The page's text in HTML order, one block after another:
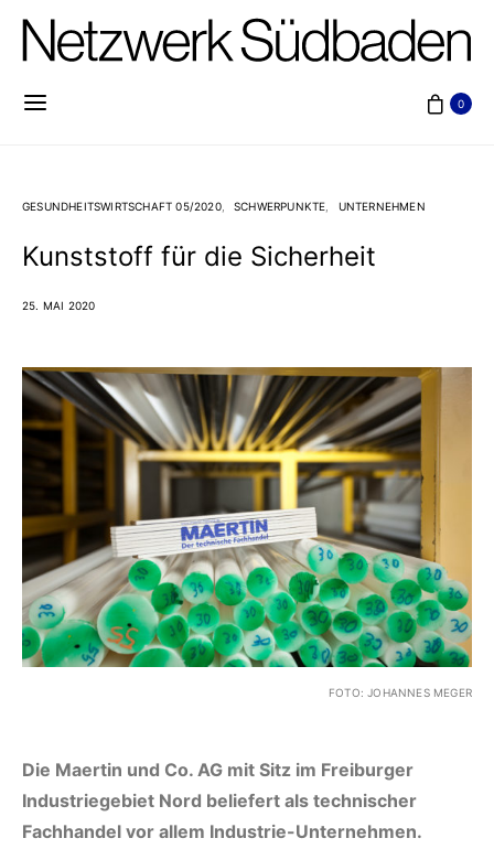
0
GESUNDHEITSWIRTSCHAFT 05/2020 SCHWERPUNKTE UNTERNEHMEN
Kunststoff für die Sicherheit
25. MAI 2020
FOTO: JOHANNES MEGER
Die Maertin und Co. AG mit Sitz im Freiburger
Industriegebiet Nord beliefert als technischer
Fachhandel vor allem Industrie-Unternehmen.